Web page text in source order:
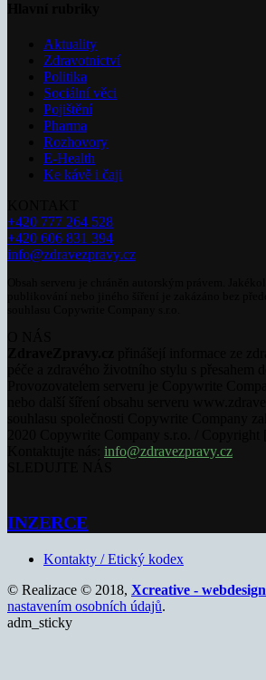
Aktuality
Zdravotnictví
Politika
Sociální věci
Pojištění
Pharma
Rozhovory
E-Health
Ke kávě i čaji
+420 777 264 528
+420 606 831 394
info@zdravezpravy.cz
info@zdravezpravy.cz
INZERCE
Kontakty / Etický kodex
© Realizace © 2018, Xcreative - webdesign
nastavením osobních údajů.
adm_sticky